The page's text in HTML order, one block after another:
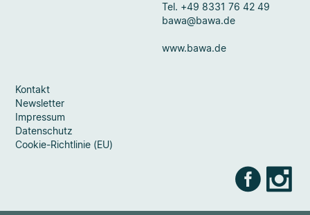
Tel. +49 8331 76 42 49
bawa@bawa.de
www.bawa.de
Kontakt
Newsletter
Impressum
Datenschutz
Cookie-Richtlinie (EU)